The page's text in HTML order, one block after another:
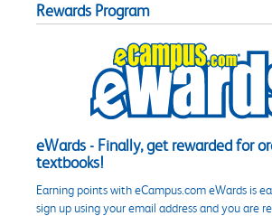
Rewards Program
eWards - Finally, get rewarded for
textbooks!
Earning points with eCampus.com eWards is
sign up using your email address and you are